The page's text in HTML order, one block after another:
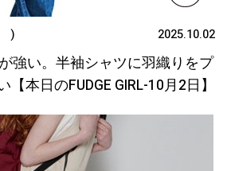
) 2025.10.02
強い。半袖シャツに羽織りをプ
本日のFUDGE GIRL-10月2日】